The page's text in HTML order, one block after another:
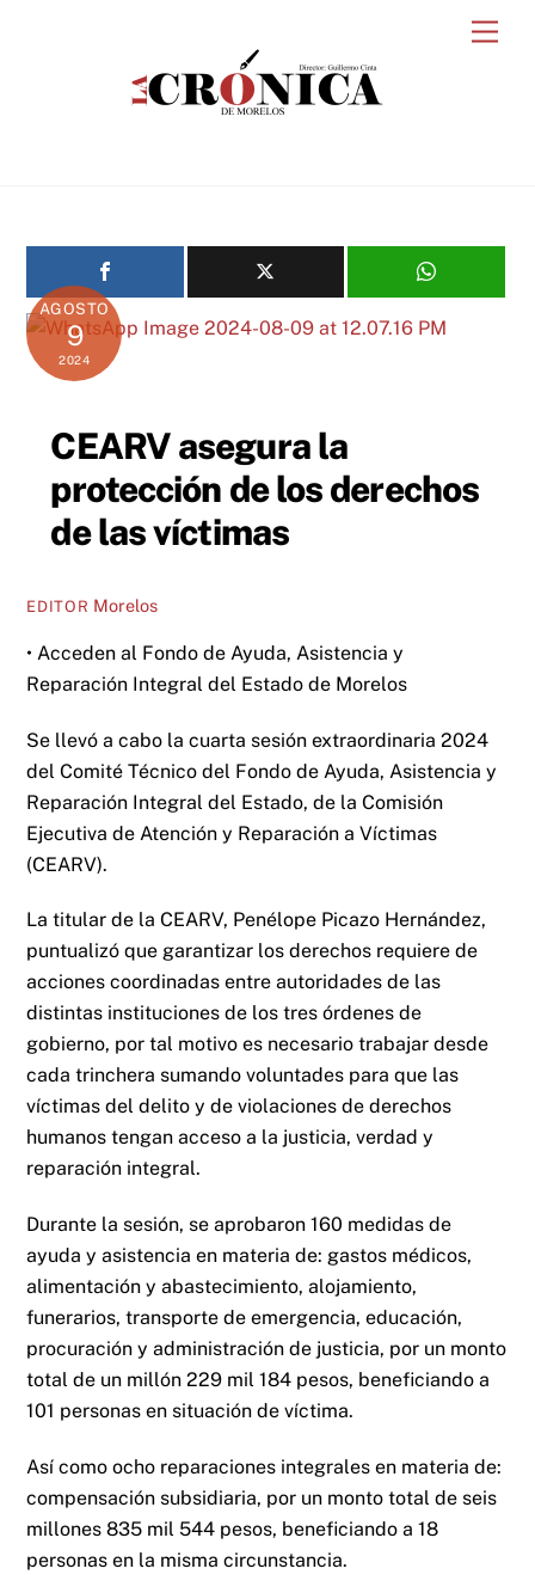
AGOSTO
9
2024
CEARV asegura la
protección de los derechos
de las víctimas
EDITOR Morelos
• Acceden al Fondo de Ayuda, Asistencia y
Reparación Integral del Estado de Morelos
Se llevó a cabo la cuarta sesión extraordinaria 2024
del Comité Técnico del Fondo de Ayuda, Asistencia y
Reparación Integral del Estado, de la Comisión
Ejecutiva de Atención y Reparación a Víctimas
(CEARV).
La titular de la CEARV, Penélope Picazo Hernández,
puntualizó que garantizar los derechos requiere de
acciones coordinadas entre autoridades de las
distintas instituciones de los tres órdenes de
gobierno, por tal motivo es necesario trabajar desde
cada trinchera sumando voluntades para que las
víctimas del delito y de violaciones de derechos
humanos tengan acceso a la justicia, verdad y
reparación integral.
Durante la sesión, se aprobaron 160 medidas de
ayuda y asistencia en materia de: gastos médicos,
alimentación y abastecimiento, alojamiento,
funerarios, transporte de emergencia, educación,
procuración y administración de justicia, por un monto
total de un millón 229 mil 184 pesos, beneficiando a
101 personas en situación de víctima.
Así como ocho reparaciones integrales en materia de:
compensación subsidiaria, por un monto total de seis
millones 835 mil 544 pesos, beneficiando a 18
personas en la misma circunstancia.